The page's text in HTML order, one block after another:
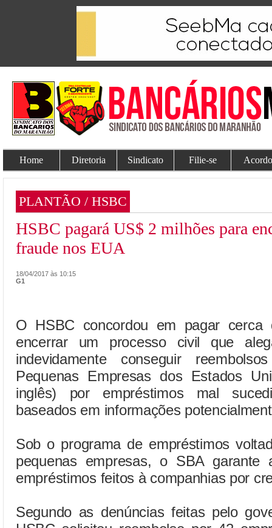
Home Diretoria Sindicato Filie-se
PLANTÃO / HSBC
HSBC pagará US$ 2 milhões para
fraude nos EUA
18/04/2017 às 10:15
G1
O HSBC concordou em pagar
encerrar um processo civil que
indevidamente conseguir
Pequenas Empresas dos Estados
inglês) por empréstimos mal
baseados em informações
Sob o programa de empréstimos
pequenas empresas, o SBA
empréstimos feitos à companhias por
Segundo as denúncias feitas pelo